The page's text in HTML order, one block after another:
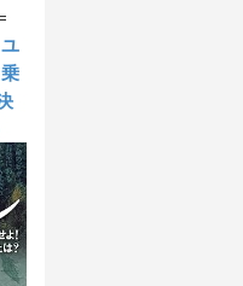
幻滅」を明らかにしている
ユ